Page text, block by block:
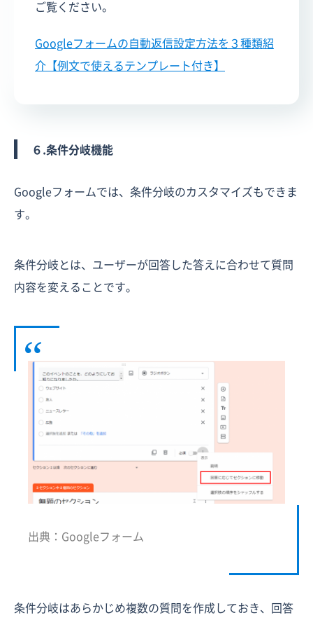
ご覧ください。
Googleフォームの自動返信設定方法を３種類紹
介【例文で使えるテンプレート付き】
６.条件分岐機能
Googleフォームでは、条件分岐のカスタマイズもできま
す。
条件分岐とは、ユーザーが回答した答えに合わせて質問
内容を変えることです。
出典：Googleフォーム
条件分岐はあらかじめ複数の質問を作成しておき、回答